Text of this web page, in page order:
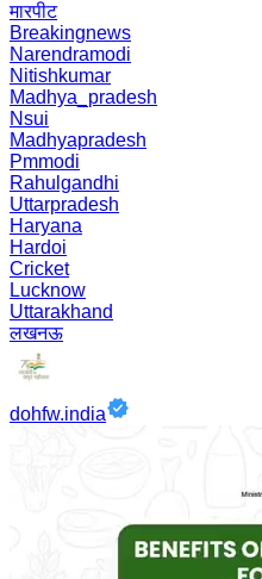
मारपीट
Breakingnews
Narendramodi
Nitishkumar
Madhya_pradesh
Nsui
Madhyapradesh
Pmmodi
Rahulgandhi
Uttarpradesh
Haryana
Hardoi
Cricket
Lucknow
Uttarakhand
लखनऊ
dohfw.india